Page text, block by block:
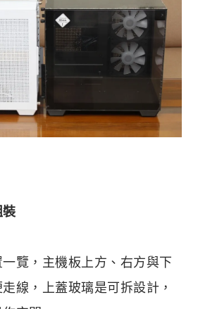
覽，主機板上方、右方與下
線，上蓋玻璃是可拆設計，